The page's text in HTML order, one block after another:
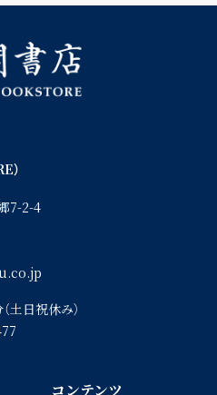
）
7-2-4
土日祝休み）
コンテンツ